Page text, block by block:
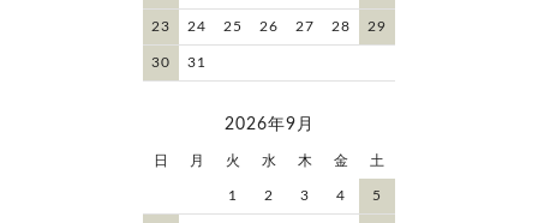
23 24 25 26 27 28 29
30 31
2026年9月
日 月 火 水 木 金 土
1 2 3 4 5